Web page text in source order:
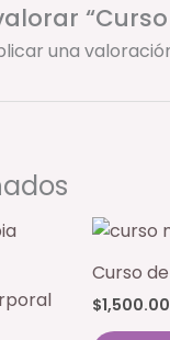
una
Curso
$1,500.00